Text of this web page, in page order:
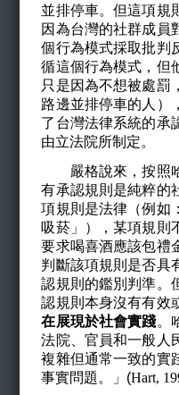
並排停車。但這項規
因為台灣的社群成員
個行為模式採取批判
循這個行為模式，但
只是因為不想被處罰
路邊並排停車的人）
了台灣法律系統的承
由立法院所制定。
嚴格說來，按照哈
有承認規則是純粹的
項規則是法律（例如
吸菸」），某項規則
要求喝喜酒應該包禮
判斷該項規則是否具
認規則的鑑別判準。
認規則本身沒有有效
在展現於社會實踐。
法院、官員和一般人
複雜但通常一致的實
事實問題。」(Hart,